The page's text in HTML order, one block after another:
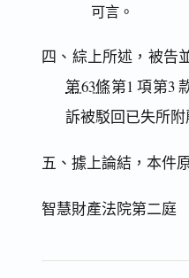
可言。
四、綜上所述，被告
第63條第1 項第3
訴被駁回已失所
五、據上論結，本件
智慧財產法院第二庭